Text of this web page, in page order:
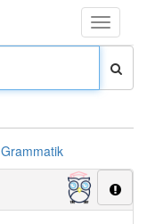
Toggle
Grammatik